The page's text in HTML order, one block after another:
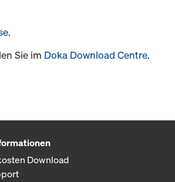
.
Sie im Doka Download Centre.
Download